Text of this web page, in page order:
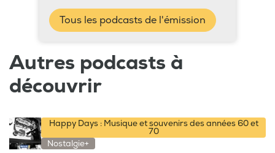
Tous les podcasts de l'émission
Autres podcasts à
découvrir
Happy Days : Musique et souvenirs des années 60 et
70
Nostalgie+